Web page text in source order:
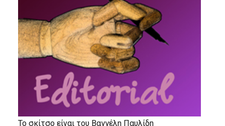
Το σκίτσο είναι του Βαγγέλη Παυλίδη